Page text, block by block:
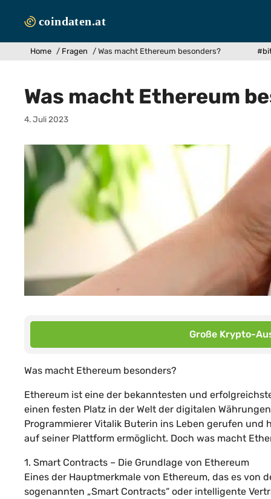
Inhalt
Home / Fragen / Was macht Ethereum besonders?
Was macht Ethereum
4. Juli 2023
Große Krypto-
Was macht Ethereum besonders?
Ethereum ist eine der bekanntesten und
einen festen Platz in der Welt der digitalen
Programmierer Vitalik Buterin ins Leben gerufen
auf seiner Plattform ermöglicht. Doch was macht
1. Smart Contracts – Die Grundlage von Ethereum
Eines der Hauptmerkmale von Ethereum, das es
sogenannten „Smart Contracts“ oder intelligente